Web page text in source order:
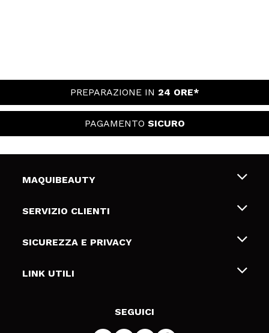
PREPARAZIONE IN 24 ORE*
PAGAMENTO SICURO
MAQUIBEAUTY
Chi siamo
Gift Cards
SERVIZIO CLIENTI
Spedizioni & Resi
Metodi di pagamamento
SICUREZZA E PRIVACY
Termini e condizioni
LINK UTILI
SEGUICI